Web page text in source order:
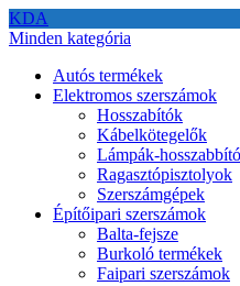
KDA
Minden kategória
Autós termékek
Elektromos szerszámok
Hosszabítók
Kábelkötegelők
Lámpák-
Ragasztópisztolyok
Szerszámgépek
Építőipari szerszámok
Balta-fejsze
Burkoló termékek
Faipari szerszámok